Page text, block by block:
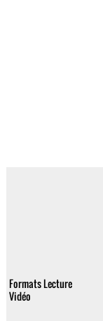
Formats Lecture
Vidéo